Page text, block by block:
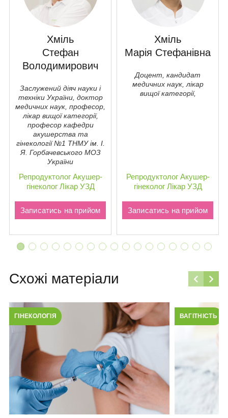
Хміль
Стефан
Володимирович
Заслужений діяч науки і
техніки України, доктор
медичних наук, професор,
лікар вищої категорії,
професор кафедри
акушерства та
гiнекології №1 ТНМУ ім. І.
Я. Горбачевського МОЗ
України
Репродуктолог Акушер-
гінеколог Лікар УЗД
Записатись на прийом
Хміль
Марія Стефанівна
Доцент, кандидат
медичних наук, лікар
вищої категорії,
Репродуктолог Акушер-
гінеколог Лікар УЗД
Записатись на прийом
Схожі матеріали
ГІНЕКОЛОГІЯ ВАГІТНІСТЬ